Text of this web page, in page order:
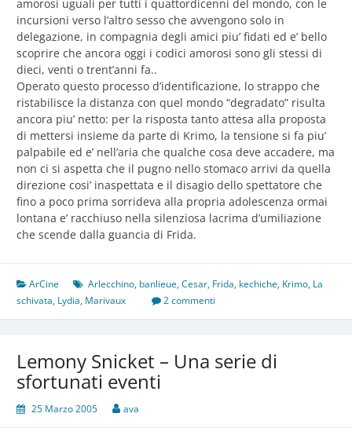
amorosi uguali per tutti i quattordicenni del mondo, con le
incursioni verso l’altro sesso che avvengono solo in
delegazione, in compagnia degli amici piu’ fidati ed e’ bello
scoprire che ancora oggi i codici amorosi sono gli stessi di
dieci, venti o trent’anni fa..
Operato questo processo d’identificazione, lo strappo che
ristabilisce la distanza con quel mondo “degradato” risulta
ancora piu’ netto: per la risposta tanto attesa alla proposta
di mettersi insieme da parte di Krimo, la tensione si fa piu’
palpabile ed e’ nell’aria che qualche cosa deve accadere, ma
non ci si aspetta che il pugno nello stomaco arrivi da quella
direzione cosi’ inaspettata e il disagio dello spettatore che
fino a poco prima sorrideva alla propria adolescenza ormai
lontana e’ racchiuso nella silenziosa lacrima d’umiliazione
che scende dalla guancia di Frida.
ArCine Arlecchino, banlieue,Cesar, Frida, kechiche, Krimo, La
schivata, Lydia, Marivaux 2 commenti
Lemony Snicket – Una serie di
sfortunati eventi
25 Marzo 2005 ava